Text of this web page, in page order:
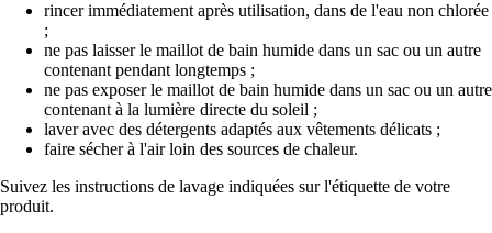
rincer immédiatement après utilisation, dans de l'eau non chlorée
;
ne pas laisser le maillot de bain humide dans un sac ou un autre
contenant pendant longtemps ;
ne pas exposer le maillot de bain humide dans un sac ou un autre
contenant à la lumière directe du soleil ;
laver avec des détergents adaptés aux vêtements délicats ;
faire sécher à l'air loin des sources de chaleur.
Suivez les instructions de lavage indiquées sur l'étiquette de votre
produit.